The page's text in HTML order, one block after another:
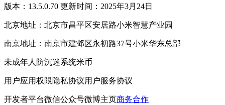
版本：13.5.0.70 更新时间：2025年3月24日
北京地址：北京市昌平区安居路小米智慧产业园
南京地址：南京市建邺区永初路37号小米华东总部
未成年人防沉迷系统米币
用户应用权限隐私协议用户服务协议
开发者平台微信公众号微博主页商务合作